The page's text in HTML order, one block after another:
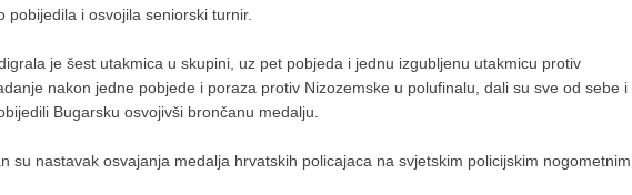
pobijedila i osvojila seniorski turnir.
je šest utakmica u skupini, uz pet pobjeda i jednu izgubljenu utakmicu protiv
nakon jedne pobjede i poraza protiv Nizozemske u polufinalu, dali su sve od sebe i
Bugarsku osvojivši brončanu medalju.
su nastavak osvajanja medalja hrvatskih policajaca na svjetskim policijskim nogometnim